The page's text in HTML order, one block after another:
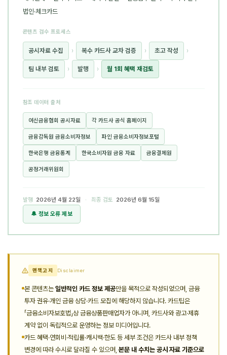
법인·체크카드
콘텐츠 검수 프로세스
공시자료 수집 › 복수 카드사 교차 검증 › 초고 작성 ›
팀 내부 검토 › 발행 › 월 1회 혜택 재검토
참조 데이터 출처
여신금융협회 공시자료 각 카드사 공식 홈페이지
금융감독원 금융소비자정보 파인 금융소비자정보포털
한국은행 금융통계 한국소비자원 금융 자료 금융결제원
공정거래위원회
발행 2026년 4월 22일 · 최종 검토
2026년 6월 15일
🔔 정보 오류 제보
면책고지 Disclaimer
본 콘텐츠는 일반적인 카드 정보 제공만을 목적으로 작성되었으며, 금융
투자 권유·개인 금융 상담·카드 모집에 해당하지 않습니다. 카드팁은
「금융소비자보호법」상 금융상품판매업자가 아니며, 카드사와 광고·제휴
계약 없이 독립적으로 운영하는 정보 미디어입니다.
카드 혜택·연회비·적립률·캐시백·한도 등 세부 조건은 카드사 내부 정책
변경에 따라 수시로 달라질 수 있으며,본문 내 수치는 공시 자료 기준으로